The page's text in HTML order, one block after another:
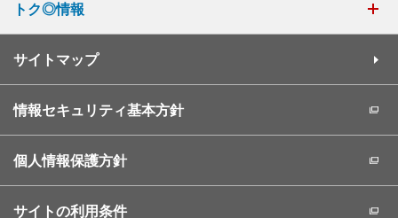
トク◎情報
サイトマップ
情報セキュリティ基本方針
個人情報保護方針
サイトの利用条件